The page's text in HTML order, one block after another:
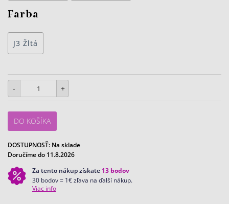
Farba
J3 Žltá
- +
DO KOŠÍKA
DOSTUPNOSŤ: Na sklade
Doručíme do 11.8.2026
Za tento nákup získate 13 bodov
30 bodov = 1€ zľava na ďalší nákup.
Viac info